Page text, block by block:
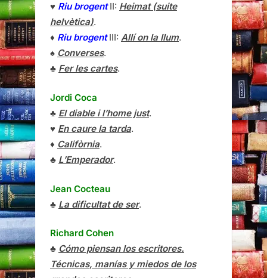
♥ Riu brogentII: Heimat (suite
helvètica).
♦ Riu brogentIII: Allí on la llum.
♠ Converses.
♣ Fer les cartes.
Jordi Coca
♣ El diable i l’home just.
♥ En caure la tarda.
♦ Califòrnia.
♣ L’Emperador.
Jean Cocteau
♣ La dificultat de ser.
Richard Cohen
♣ Cómo piensan los escritores.
Técnicas, manías y miedos de los